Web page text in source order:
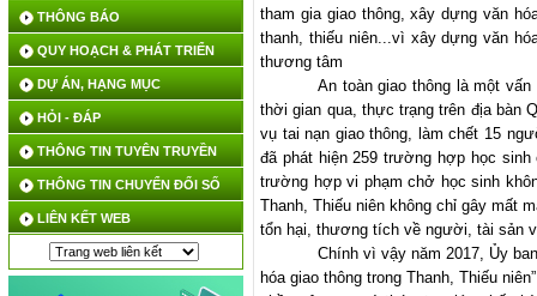
THÔNG BÁO
QUY HOẠCH & PHÁT TRIỂN
DỰ ÁN, HẠNG MỤC
HỎI - ĐÁP
THÔNG TIN TUYÊN TRUYỀN
THÔNG TIN CHUYỂN ĐỔI SỐ
LIÊN KẾT WEB
tham gia giao thông, xây dựng văn
thanh, thiếu niên...vì xây dựng văn
thương tâm
An toàn giao thông là một
thời gian qua, thực trạng trên địa bàn
vụ tai nạn giao thông, làm chết 15
đã phát hiện 259 trường hợp học
trường hợp vi phạm chở học sinh
Thanh, Thiếu niên không chỉ gây mất
tổn hại, thương tích về người, tài sản
Chính vì vậy năm 2017, Ủy
hóa giao thông trong Thanh, Thiếu